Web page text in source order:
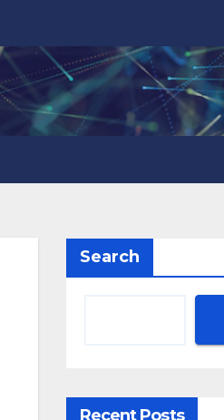
Search
Recent Posts